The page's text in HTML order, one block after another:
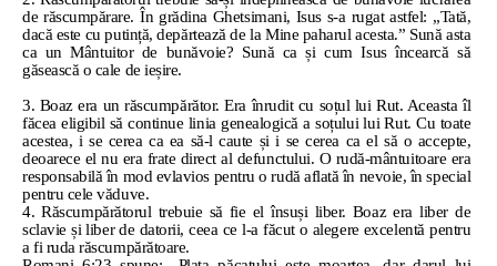
de răscumpărare. În grădina Ghetsimani, Isus s-a rugat astfel: „Tată,
dacă este cu putință, depărtează de la Mine paharul acesta.” Sună asta
ca un Mântuitor de bunăvoie? Sună ca și cum Isus încearcă să
găsească o cale de ieșire.
3. Boaz era un răscumpărător. Era înrudit cu soțul lui Rut. Aceasta îl
făcea eligibil să continue linia genealogică a soțului lui Rut. Cu toate
acestea, i se cerea ca ea să-l caute și i se cerea ca el să o accepte,
deoarece el nu era frate direct al defunctului. O rudă-mântuitoare era
responsabilă în mod evlavios pentru o rudă aflată în nevoie, în special
pentru cele văduve.
4. Răscumpărătorul trebuie să fie el însuși liber. Boaz era liber de
sclavie și liber de datorii, ceea ce l-a făcut o alegere excelentă pentru
a fi ruda răscumpărătoare.